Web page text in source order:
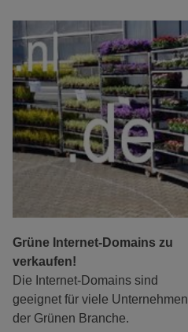
Grüne Internet-Domains zu
verkaufen!
Die Internet-Domains sind
geeignet für viele Unternehmen
der Grünen Branche.